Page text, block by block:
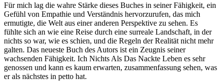
Für mich lag die wahre Stärke dieses Buches in seiner Fähigkeit, ein
Gefühl von Empathie und Verständnis hervorzurufen, das mich
ermutigte, die Welt aus einer anderen Perspektive zu sehen. Es
fühlte sich an wie eine Reise durch eine surreale Landschaft, in der
nichts so war, wie es schien, und die Regeln der Realität nicht mehr
galten. Das neueste Buch des Autors ist ein Zeugnis seiner
wachsenden Fähigkeit. Ich Nichts Als Das Nackte Leben es sehr
genossen und kann es kaum erwarten, zusammenfassung sehen, was
er als nächstes in petto hat.